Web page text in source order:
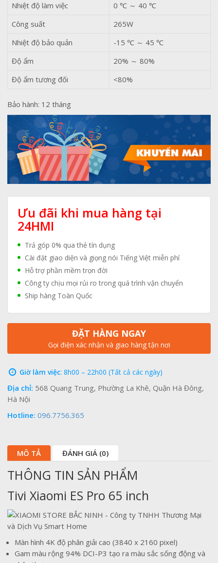
Nhiệt độ làm việc
0 ℃ ～ 40 ℃
Công suất
265W
Nhiệt độ bảo quản
-15 ℃ ～ 45 ℃
Độ ẩm
20% ～ 80%
Độ ẩm tương đối
<80%
Bảo hành: 12 tháng
Ưu đãi khi mua hàng tại
24HMI
Trả góp 0% qua thẻ tín dụng
Cài đặt giao diện và giọng nói Tiếng Việt miễn phí
Hỗ trợ phần mềm trọn đời
Công ty chịu mọi rủi ro trong quá trình vận chuyển
Ship hàng Toàn Quốc
ĐẶT HÀNG NGAY
Gọi điện xác nhận và giao hàng tận nơi
Giờ làm việc: 8h00 – 22h00 (Tất cả các ngày)
Địa chỉ: 568 Quang Trung, Phường La Khê, Quận Hà Đông,
Hà Nội
Hotline: 096.7756.365
MÔ TẢ ĐÁNH GIÁ (0)
THÔNG TIN SẢN PHẨM
Tivi Xiaomi ES Pro 65 inch
Màn hình 4K độ phân giải cao (3840 x 2160 pixel)
Gam màu rộng 94% DCI-P3 tạo ra màu sắc sống động và